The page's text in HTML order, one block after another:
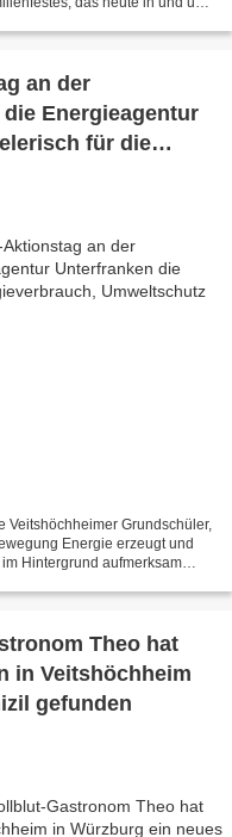
an der
Energieagentur
für die
Energie erzeugt und
Hintergrund aufmerksam
Theo hat
in Veitshöchheim
gefunden